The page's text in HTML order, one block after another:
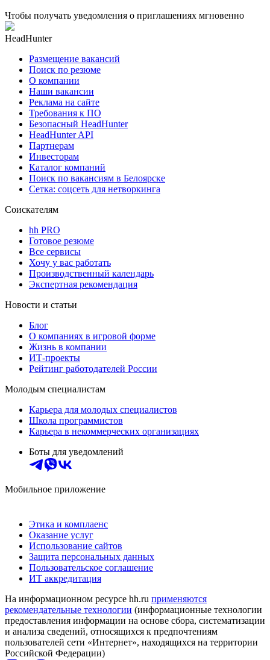
Чтобы получать уведомления о приглашениях мгновенно
HeadHunter
Размещение вакансий
Поиск по резюме
О компании
Наши вакансии
Реклама на сайте
Требования к ПО
Безопасный HeadHunter
HeadHunter API
Партнерам
Инвесторам
Каталог компаний
Поиск по вакансиям в Белоярске
Сетка: соцсеть для нетворкинга
Соискателям
hh PRO
Готовое резюме
Все сервисы
Хочу у вас работать
Производственный календарь
Экспертная рекомендация
Новости и статьи
Блог
О компаниях в игровой форме
Жизнь в компании
ИТ-проекты
Рейтинг работодателей России
Молодым специалистам
Карьера для молодых специалистов
Школа программистов
Карьера в некоммерческих организациях
Боты для уведомлений
Мобильное приложение
Этика и комплаенс
Оказание услуг
Использование сайтов
Защита персональных данных
Пользовательское соглашение
ИТ аккредитация
На информационном ресурсе hh.ru применяются
рекомендательные технологии (информационные технологии
предоставления информации на основе сбора, систематизации
и анализа сведений, относящихся к предпочтениям
пользователей сети «Интернет», находящихся на территории
Российской Федерации)